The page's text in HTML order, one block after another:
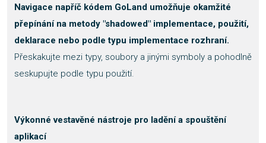
Navigace napříč kódem GoLand umožňuje okamžité
přepínání na metody "shadowed" implementace, použití,
deklarace nebo podle typu implementace rozhraní.
Přeskakujte mezi typy, soubory a jinými symboly a pohodlně
seskupujte podle typu použití.
Výkonné vestavěné nástroje pro ladění a spouštění
aplikací